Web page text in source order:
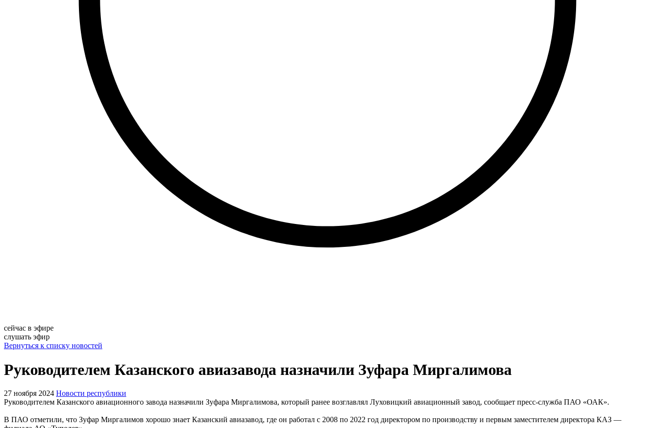
сейчас в эфире
слушать эфир
Вернуться к списку новостей
Руководителем Казанского авиазавода назначили Зуфара Миргалимова
27 ноября 2024 Новости республики
Руководителем Казанского авиационного завода назначили Зуфара Миргалимова, который ранее возглавлял Луховицкий авиационный завод, сообщает пресс-служба ПАО «ОАК».
В ПАО отметили, что Зуфар Миргалимов хорошо знает Казанский авиазавод, где он работал с 2008 по 2022 год директором по производству и первым заместителем директора КАЗ —